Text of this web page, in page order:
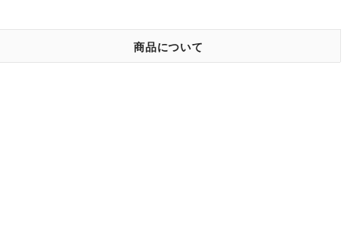
商品について